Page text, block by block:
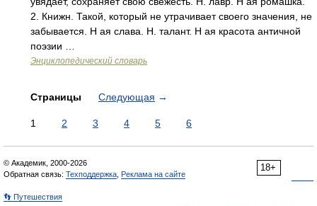
2. Книжн. Такой, который не утрачивает своего значения, не
забывается. Н ая слава. Н. талант. Н ая красота античной
поэзии …
Энциклопедический словарь
Страницы Следующая →
1 2 3 4 5 6
18+
© Академик, 2000-2026
Обратная связь: Техподдержка Реклама на сайте
👣 Путешествия